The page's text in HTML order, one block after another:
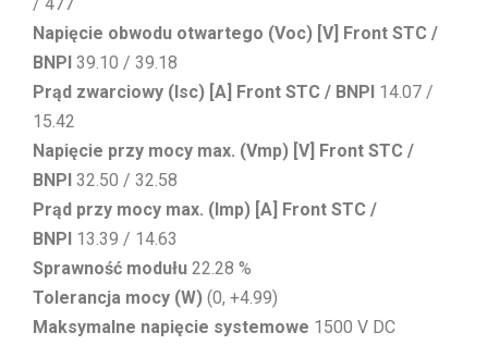
Napięcie obwodu otwartego (Voc) [V] Front STC /
BNPI 39.10 / 39.18
Prąd zwarciowy (Isc) [A] Front STC / BNPI 14.07 /
15.42
Napięcie przy mocy max. (Vmp) [V] Front STC /
BNPI 32.50 / 32.58
Prąd przy mocy max. (Imp) [A] Front STC /
BNPI 13.39 / 14.63
Sprawność modułu 22.28 %
Tolerancja mocy (W) (0, +4.99)
Maksymalne napięcie systemowe 1500 V DC